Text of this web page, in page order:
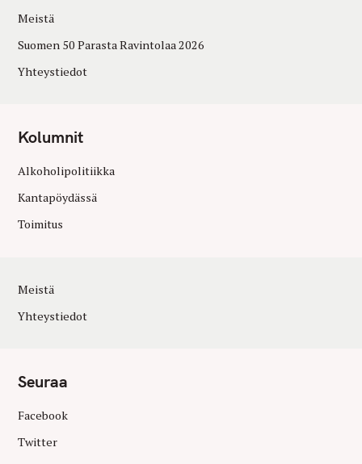
Meistä
Suomen 50 Parasta Ravintolaa 2026
Yhteystiedot
Kolumnit
Alkoholipolitiikka
Kantapöydässä
Toimitus
Meistä
Yhteystiedot
Seuraa
Facebook
Twitter